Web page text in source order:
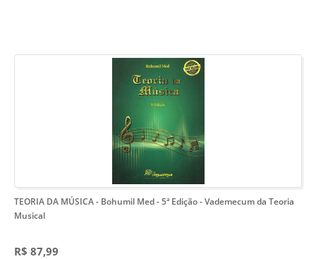
TEORIA DA MÚSICA - Bohumil Med - 5ª Edição- Vademecum da Teoria
Musical
R$ 87,99